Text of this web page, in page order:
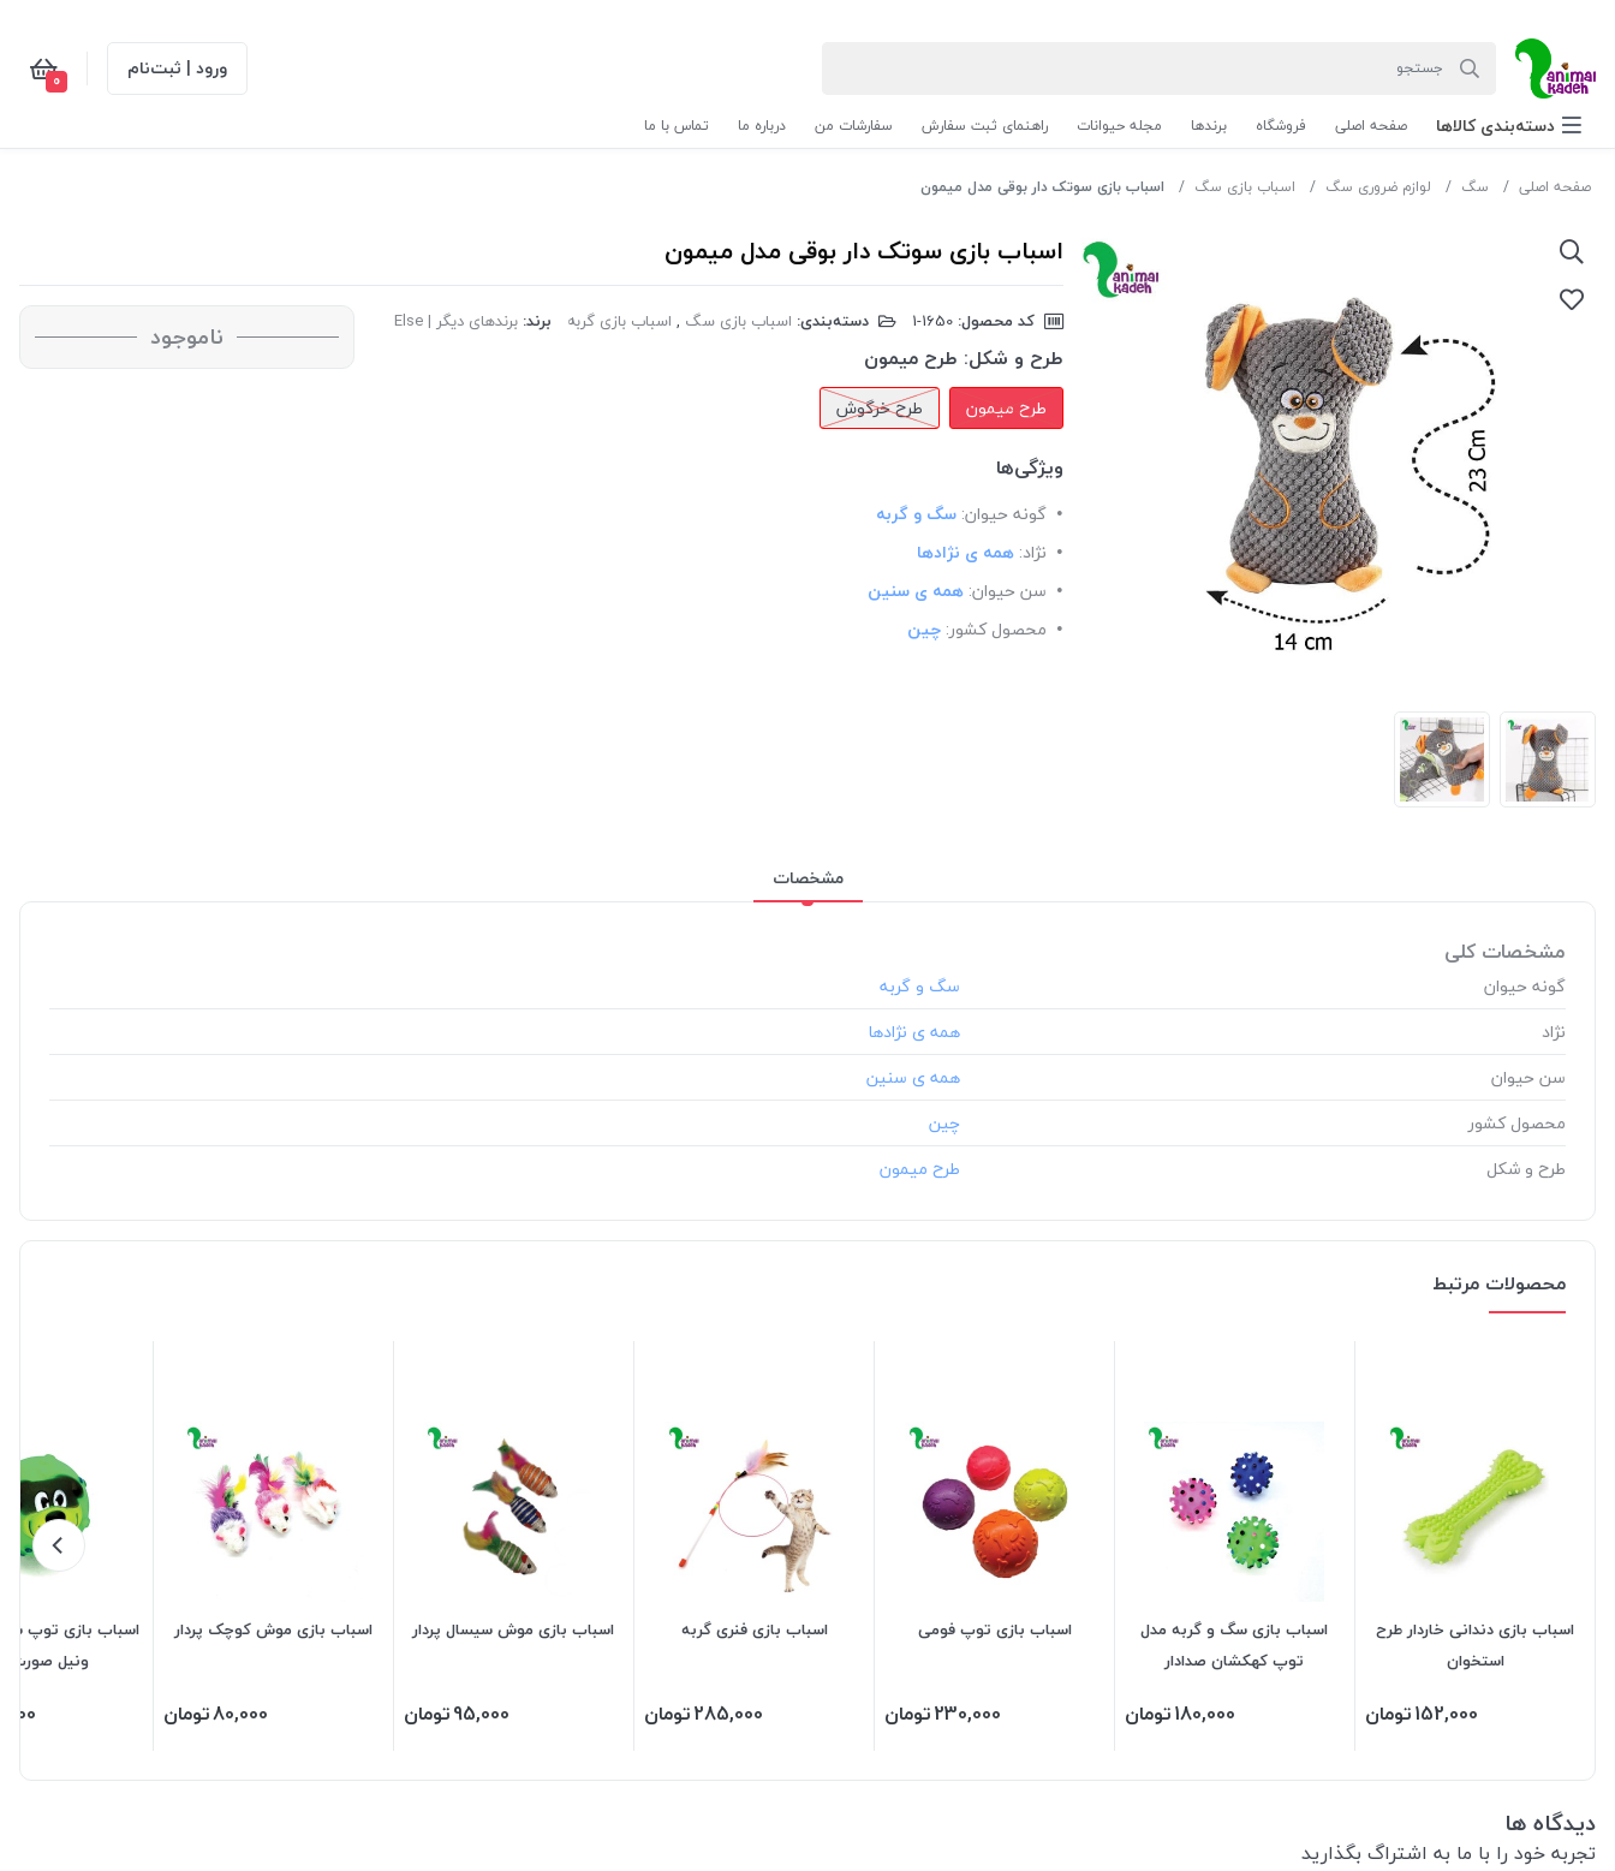
ورود | ثبت‌نام 0
دسته‌بندی‌ کالاها صفحه اصلی فروشگاه برندها مجله حیوانات راهنمای ثبت سفارش سفارشات من درباره ما تماس با ما
صفحه اصلی سگ لوازم ضروری سگ اسباب بازی سگ اسباب بازی سوتک دار بوقی مدل میمون
اسباب بازی سوتک دار بوقی مدل میمون
کد محصول: دسته‌بندی: اسباب بازی سگ , اسباب بازی گربه برند: برندهای دیگر | Else
طرح و شکل: طرح میمون
طرح میمون طرح خرگوش
ویژگی‌ها
گونه حیوان: سگ و گربه
نژاد: همه ی نژادها
سن حیوان: همه ی سنین
محصول کشور: چین
ناموجود
مشخصات
مشخصات کلی
گونه حیوان
نژاد
سن حیوان
محصول کشور
طرح و شکل
محصولات مرتبط
اسباب بازی دندانی خاردار طرح
استخوان
152,000تومان
اسباب بازی سگ و گربه مدل
توپ کهکشان صدادار
180,000تومان
اسباب بازی توپ فومی
230,000تومان
اسباب بازی فنری گربه
285,000تومان
اسباب بازی موش سیسال پردار
95,000تومان
اسباب بازی موش کوچک پردار
80,000تومان
اسباب بازی توپ
ونیل
دیدگاه ها
تجربه خود را با ما به اشتراگ بگذارید